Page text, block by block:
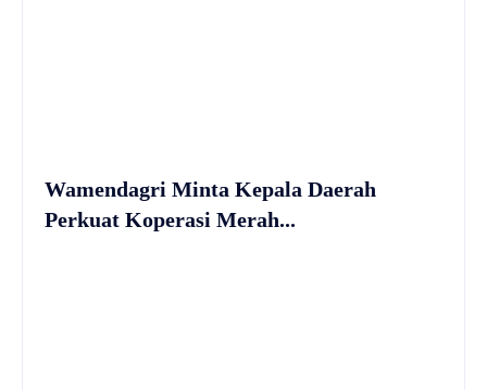
Wamendagri Minta Kepala Daerah
Perkuat Koperasi Merah...